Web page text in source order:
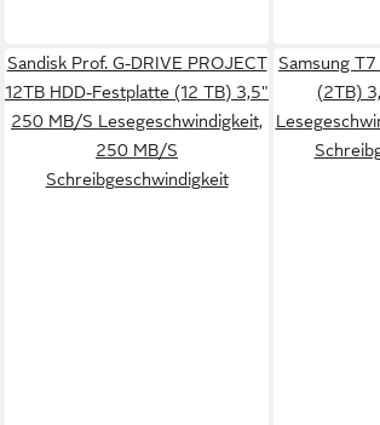
Sandisk Prof. G-DRIVE PROJECT
12TB HDD-Festplatte (12 TB) 3,5"
250 MB/S Lesegeschwindigkeit,
250 MB/S
Schreibgeschwindigkeit
Samsung
(2TB)